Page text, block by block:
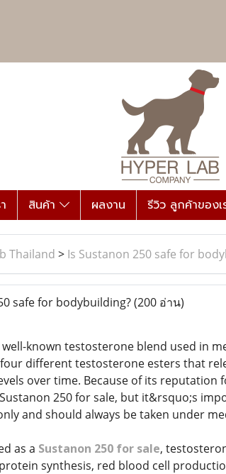
สินค้า ผลงาน รีวิว ลูกค้าของเ
Thailand > Is Sustanon 250 safe for
safe for bodybuilding?(200 อ่าน)
well-known testosterone blend used in
different testosterone esters that
over time. Because of its
250 for sale, but it&rsquo;s
and should always be taken under
as a Sustanon 250 for sale,
synthesis, red blood cell